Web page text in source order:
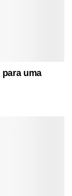
uma